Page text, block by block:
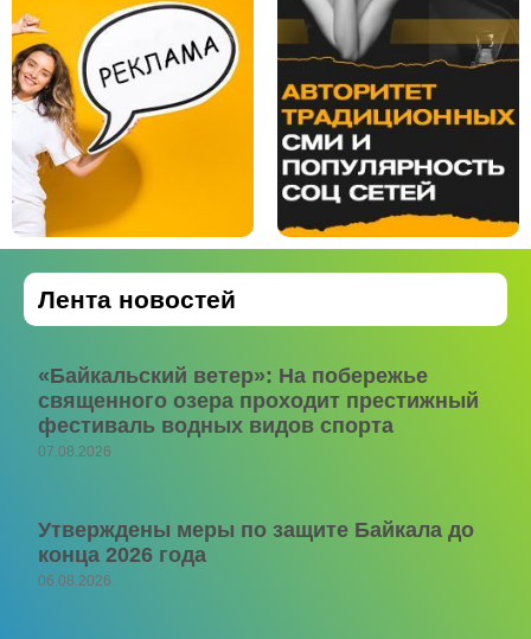
Лента новостей
«Байкальский ветер»: На побережье
священного озера проходит престижный
фестиваль водных видов спорта
07.08.2026
Утверждены меры по защите Байкала до
конца 2026 года
06.08.2026